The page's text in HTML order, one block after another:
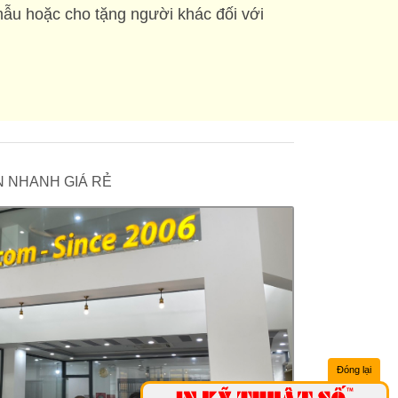
Đóng lại
hoặc cho tặng người khác đối với
NHANH GIÁ RẺ